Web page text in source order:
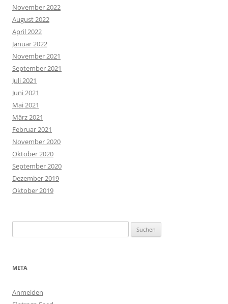
November 2022
August 2022
April 2022
Januar 2022
November 2021
September 2021
Juli 2021
Juni 2021
Mai 2021
März 2021
Februar 2021
November 2020
Oktober 2020
September 2020
Dezember 2019
Oktober 2019
nach:
META
Anmelden